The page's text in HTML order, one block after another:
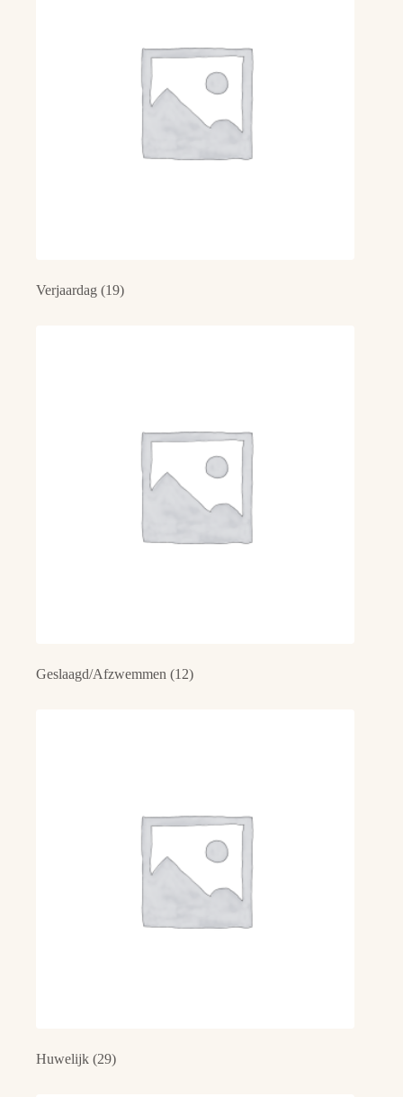
Verjaardag (19)
Geslaagd/Afzwemmen (12)
Huwelijk (29)